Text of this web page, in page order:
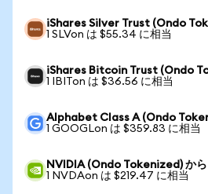
iShares Silver Trust (Ondo
1 SLVon は $55.34 に相当
iShares Bitcoin Trust (Ondo
1 IBITon は $36.56 に相当
Alphabet Class A (Ondo
1 GOOGLon は $359.83 に相当
NVIDIA (Ondo Tokenized) から
1 NVDAon は $219.47 に相当